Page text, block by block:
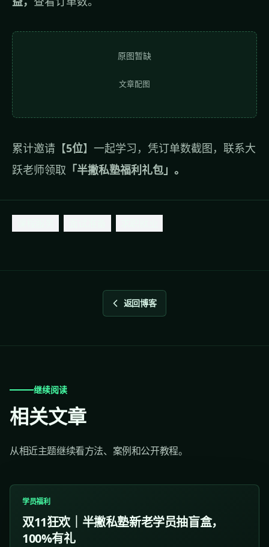
原图暂缺
文章配图
累计邀请【5位】一起学习，凭订单数截图，联系大
跃老师领取 「半撇私塾福利礼包」。
返回博客
继续阅读
相关文章
从相近主题继续看方法、案例和公开教程。
学员福利
双11狂欢｜半撇私塾新老学员抽盲盒，
100%有礼